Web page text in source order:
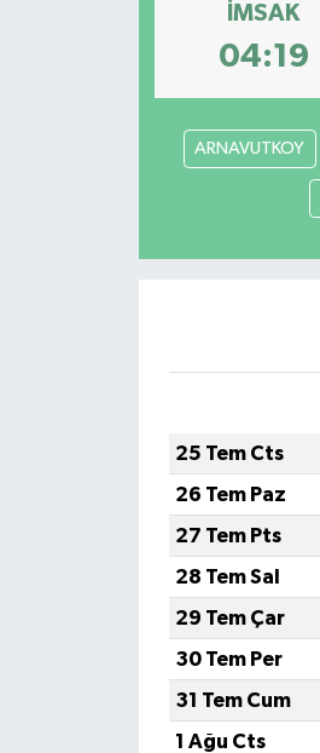
İMSAK
04:19
ARNAVUTKOY
25 Tem Cts
26 Tem Paz
27 Tem Pts
28 Tem Sal
29 Tem Çar
30 Tem Per
31 Tem Cum
1 Ağu Cts